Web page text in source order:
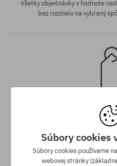
Všetky objednávky v hodnote
bez rozdielu na vybraný
Záruka
Máme najlepšie ceny, ale keď
inom e-shope a s nižšou cenou -
Súbory cookies
Súbory cookies používame
webovej stránky